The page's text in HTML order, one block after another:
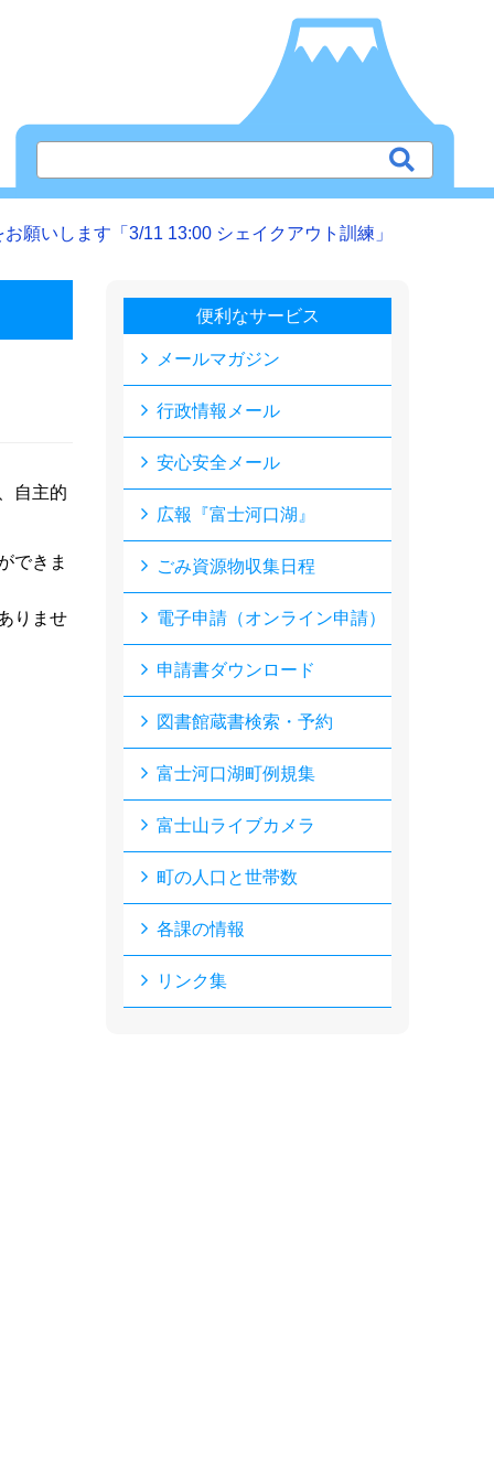
願いします「3/11 13:00 シェイクアウト訓練」
自主的
できま
りませ
便利なサービス
メールマガジン
行政情報メール
安心安全メール
広報『富士河口湖』
ごみ資源物収集日程
電子申請（オンライン申請）
申請書ダウンロード
図書館蔵書検索・予約
富士河口湖町例規集
富士山ライブカメラ
町の人口と世帯数
各課の情報
リンク集